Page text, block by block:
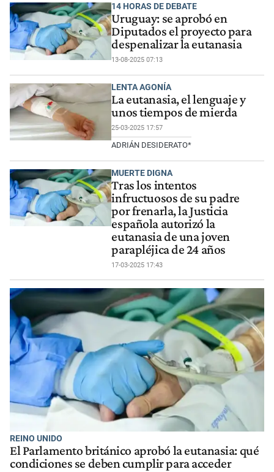
14 HORAS DE DEBATE
Uruguay: se aprobó en
Diputados el proyecto para
despenalizar la eutanasia
13-08-2025 07:13
LENTA AGONÍA
La eutanasia, el lenguaje y
unos tiempos de mierda
25-03-2025 17:57
ADRIÁN DESIDERATO*
MUERTE DIGNA
Tras los intentos
infructuosos de su padre
por frenarla, la Justicia
española autorizó la
eutanasia de una joven
parapléjica de 24 años
17-03-2025 17:43
REINO UNIDO
El Parlamento británico aprobó la eutanasia: qué
condiciones se deben cumplir para acceder